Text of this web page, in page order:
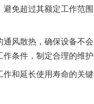
免超过其额定工作范
风散热，确保设备不
条件，制定合理的维
和延长使用寿命的关